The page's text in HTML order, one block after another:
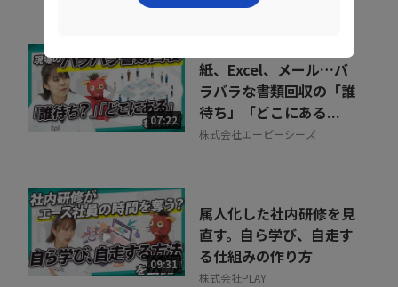
07:22
紙、Excel、メール…バ
ラバラな書類回収の「誰
待ち」「どこにある...
株式会社エーピーシーズ
09:31
属人化した社内研修を見
直す。自ら学び、自走す
る仕組みの作り方
株式会社PLAY